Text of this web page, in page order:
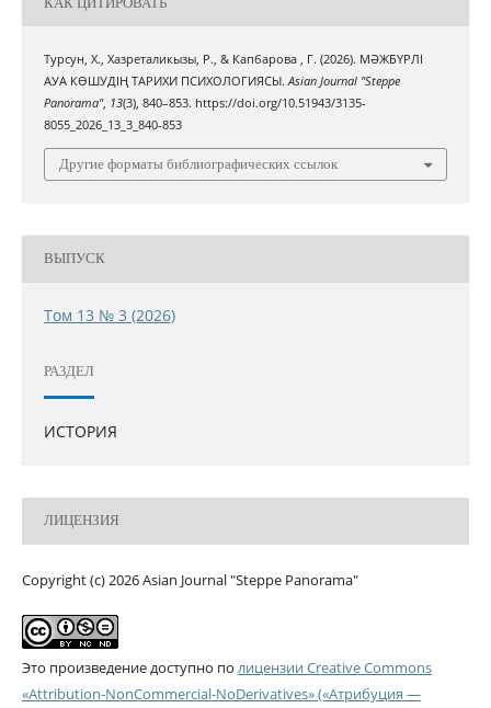
Турсун, Х., Хазреталикызы, Р., & Капбарова , Г. (2026). МӘЖБҮРЛІ
АУА КӨШУДІҢ ТАРИХИ ПСИХОЛОГИЯСЫ.Asian Journal "Steppe
Panorama", 13(3), 840–853. https://doi.org/10.51943/3135-
8055_2026_13_3_840-853
Другие форматы библиографических ссылок
ВЫПУСК
Том 13 № 3 (2026)
РАЗДЕЛ
ИСТОРИЯ
ЛИЦЕНЗИЯ
Copyright (c) 2026 Asian Journal "Steppe Panorama"
Это произведение доступно по лицензии Creative Commons
«Attribution-NonCommercial-NoDerivatives» («Атрибуция —